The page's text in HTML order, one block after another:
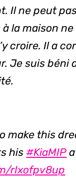
Il ne peut
la maison ne
croire. Il a
Je suis béni
make this
his #KiaMIP
rIxofpv8up